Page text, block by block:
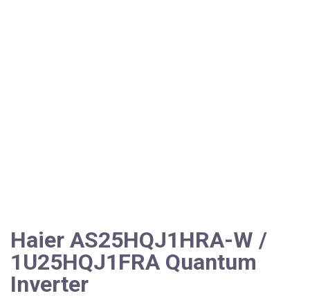
Haier AS25HQJ1HRA-W /
1U25HQJ1FRA Quantum
Inverter